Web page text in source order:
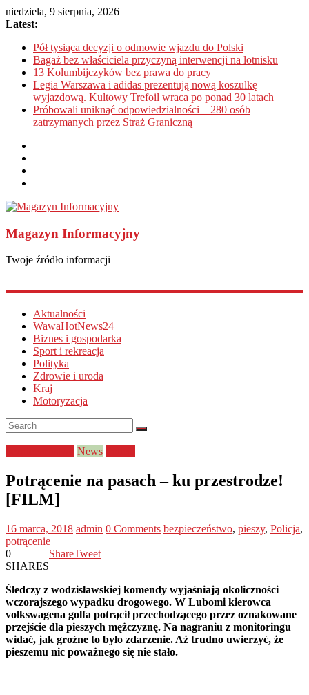
niedziela, 9 sierpnia, 2026
Latest:
Pół tysiąca decyzji o odmowie wjazdu do Polski
Bagaż bez właściciela przyczyną interwencji na lotnisku
13 Kolumbijczyków bez prawa do pracy
Legia Warszawa i adidas prezentują nową koszulkę
wyjazdową. Kultowy Trefoil wraca po ponad 30 latach
Próbowali uniknąć odpowiedzialności – 280 osób
zatrzymanych przez Straż Graniczną
Magazyn Informacyjny
Twoje źródło informacji
Aktualności
WawaHotNews24
Biznes i gospodarka
Sport i rekreacja
Polityka
Zdrowie i uroda
Kraj
Motoryzacja
News
Potrącenie na pasach – ku przestrodze!
[FILM]
16 marca, 2018 admin 0 Comments bezpieczeństwo, pieszy, Policja,
potrącenie
0
SHARES
ShareTweet
Śledczy z wodzisławskiej komendy wyjaśniają okoliczności
wczorajszego wypadku drogowego. W Lubomi kierowca
volkswagena golfa potrącił przechodzącego przez oznakowane
przejście dla pieszych mężczyznę. Na nagraniu z monitoringu
widać, jak groźne to było zdarzenie. Aż trudno uwierzyć, że
pieszemu nic poważnego się nie stało.